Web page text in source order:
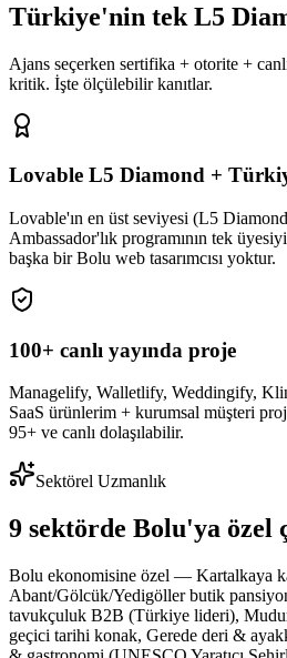
Türkiye'nin tek L5
Ajans seçerken sertifika + otorite +
kritik. İşte ölçülebilir kanıtlar.
Lovable L5 Diamond +
Lovable'ın en üst seviyesi (L5
Ambassador'lık programının tek
başka bir Bolu web tasarımcısı yoktur.
100+ canlı yayında proje
Managelify, Walletlify, Weddingify,
SaaS ürünlerim + kurumsal müşteri
95+ ve canlı dolaşılabilir.
Sektörel Uzmanlık
9 sektörde Bolu'ya özel
Bolu ekonomisine özel — Kartalkaya
Abant/Gölcük/Yedigöller butik
tavukçuluk B2B (Türkiye lideri),
geçici tarihi konak, Gerede deri &